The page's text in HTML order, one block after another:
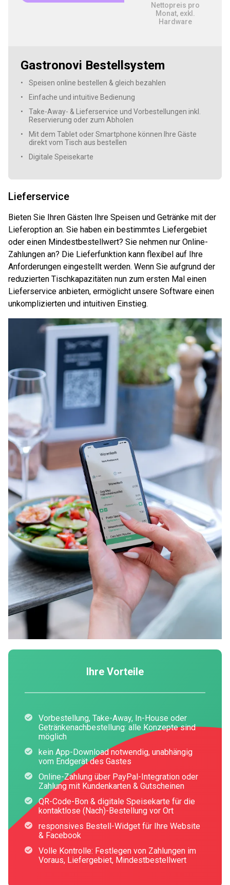
Nettopreis pro
Monat, exkl.
Hardware
Gastronovi Bestellsystem
Speisen online bestellen & gleich bezahlen
Einfache und intuitive Bedienung
Take-Away- & Lieferservice und Vorbestellungen inkl.
Reservierung oder zum Abholen
Mit dem Tablet oder Smartphone können Ihre Gäste
direkt vom Tisch aus bestellen
Digitale Speisekarte
Lieferservice
Bieten Sie Ihren Gästen Ihre Speisen und Getränke mit der
Lieferoption an. Sie haben ein bestimmtes Liefergebiet
oder einen Mindestbestellwert? Sie nehmen nur Online-
Zahlungen an? Die Lieferfunktion kann flexibel auf Ihre
Anforderungen eingestellt werden. Wenn Sie aufgrund der
reduzierten Tischkapazitäten nun zum ersten Mal einen
Lieferservice anbieten, ermöglicht unsere Software einen
unkomplizierten und intuitiven Einstieg.
Ihre Vorteile
Vorbestellung, Take-Away, In-House oder
Getränkenachbestellung: alle Konzepte sind
möglich
kein App-Download notwendig, unabhängig
vom Endgerät des Gastes
Online-Zahlung über PayPal-Integration oder
Zahlung mit Kundenkarten & Gutscheinen
QR-Code-Bon & digitale Speisekarte für die
kontaktlose (Nach)-Bestellung vor Ort
responsives Bestell-Widget für Ihre Website
& Facebook
Volle Kontrolle: Festlegen von Zahlungen im
Voraus, Liefergebiet, Mindestbestellwert